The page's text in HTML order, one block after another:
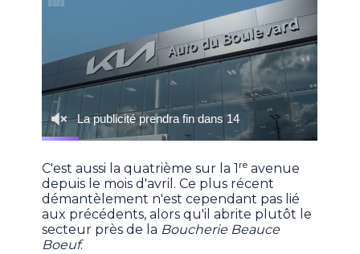
C'est aussi la quatrième sur la 1 re avenue
depuis le mois d'avril. Ce plus récent
démantèlement n'est cependant pas lié
aux précédents, alors qu'il abrite plutôt le
secteur près de la Boucherie Beauce
Boeuf.